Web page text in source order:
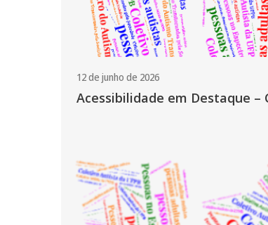
12 de junho de 2026
Acessibilidade em Destaque –